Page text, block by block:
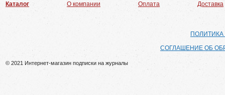
Каталог О компании Оплата Доставка
СОГЛАШЕНИЕ ОБ
© 2021 Интернет-магазин подписки на журналы